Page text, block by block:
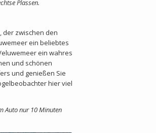
Plassen.
der zwischen den
ein beliebtes
ein wahres
und schönen
und genießen Sie
hier viel
Auto nur 10 Minuten